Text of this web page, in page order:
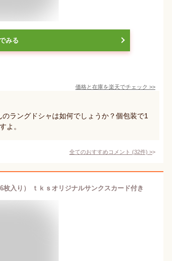
みる
価格と在庫を楽天でチェック >>
ラングドシャは如何でしょうか？個包装で1
よ。
全てのおすすめコメント (32件) >
入り） ｔｋｓオリジナルサンクスカード付き